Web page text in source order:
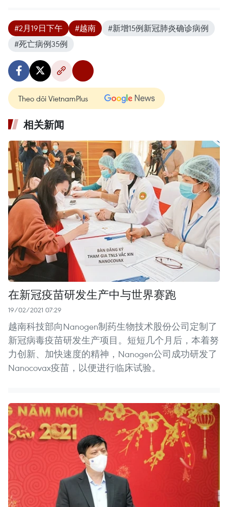
#2月19日下午 #越南
#新增15例新冠肺炎确诊病例
#死亡病例35例
Theo dõi VietnamPlus
相关新闻
在新冠疫苗研发生产中与世界赛跑
19/02/2021 07:29
越南科技部向Nanogen制药生物技术股份公司定制了
新冠病毒疫苗研发生产项目。短短几个月后，本着努
力创新、加快速度的精神，Nanogen公司成功研发了
Nanocovax疫苗，以便进行临床试验。